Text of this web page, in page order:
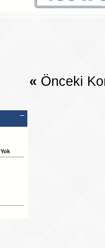
« Önceki
Yok